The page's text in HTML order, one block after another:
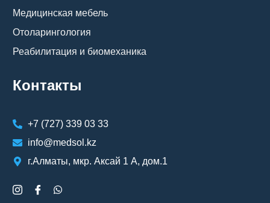
Медицинская мебель
Отоларингология
Реабилитация и биомеханика
Контакты
+7 (727) 339 03 33
info@medsol.kz
г.Алматы, мкр. Аксай 1 А, дом.1